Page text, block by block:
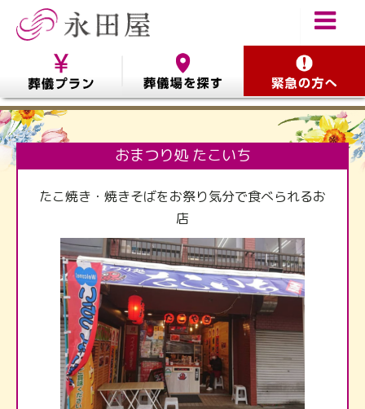
おまつり処 たこいち
たこ焼き・焼きそばをお祭り気分で食べられるお
店